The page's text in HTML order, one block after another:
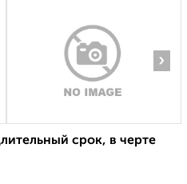
›
срок, в черте